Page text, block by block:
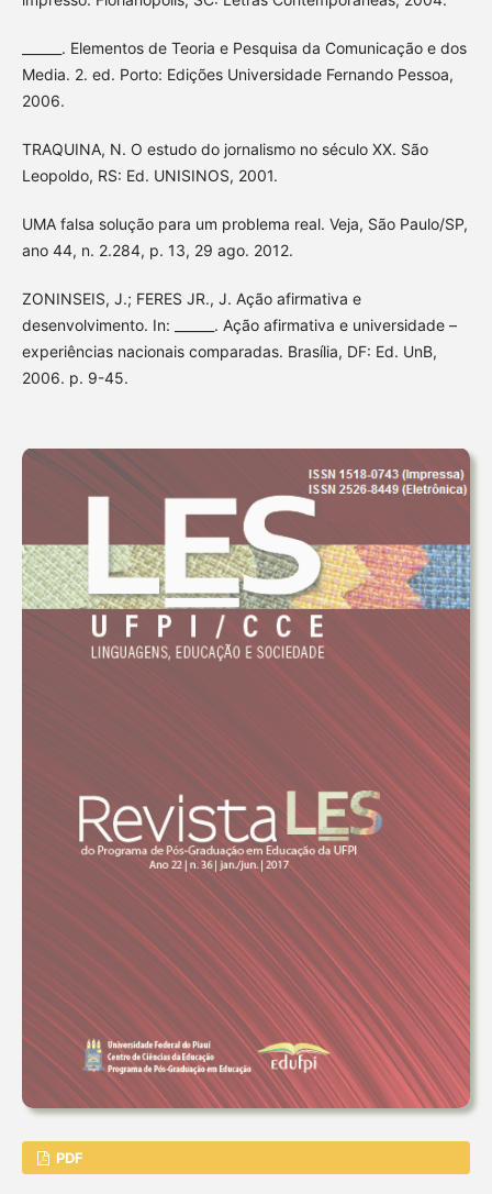
______. Elementos de Teoria e Pesquisa da Comunicação e dos
Media. 2. ed. Porto: Edições Universidade Fernando Pessoa,
2006.
TRAQUINA, N. O estudo do jornalismo no século XX. São
Leopoldo, RS: Ed. UNISINOS, 2001.
UMA falsa solução para um problema real. Veja, São Paulo/SP,
ano 44, n. 2.284, p. 13, 29 ago. 2012.
ZONINSEIS, J.; FERES JR., J. Ação afirmativa e
desenvolvimento. In: ______. Ação afirmativa e universidade –
experiências nacionais comparadas. Brasília, DF: Ed. UnB,
2006. p. 9-45.
PDF